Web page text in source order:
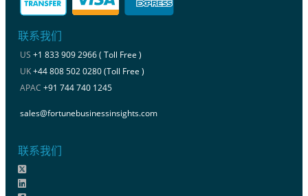
联系我们
US +1 833 909 2966 ( Toll Free )
UK+44 808 502 0280 (Toll Free )
APAC +91 744 740 1245
sales@fortunebusinessinsights.com
联系我们